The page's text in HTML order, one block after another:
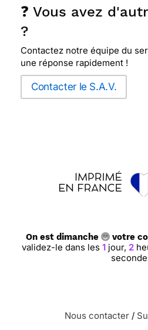
❓ Vous avez
?
Contactez notre équipe du
une réponse rapidement !
Contacter le S.A.V.
On est dimanche votre
validez-le dans les 1jour, 2
Nous contacter /